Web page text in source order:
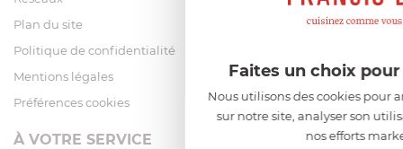
Plan du site
Politique de confidentialité
Mentions légales
Préférences cookies
À VOTRE SERVICE
Faites un choix
Nous utilisons des cookies pour
sur notre site, analyser son
nos efforts